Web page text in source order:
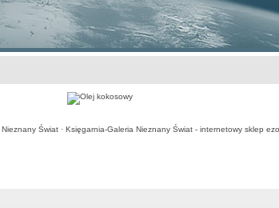
Nieznany Świat· Księgarnia-Galeria Nieznany Świat - internetowy sklep